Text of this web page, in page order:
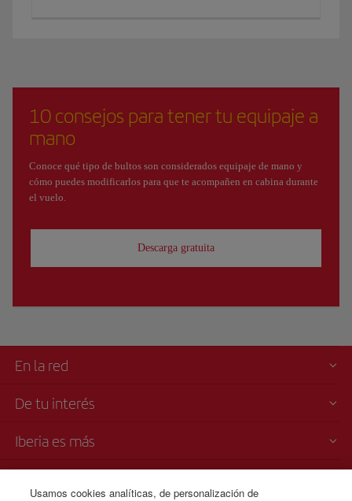
10 consejos para tener tu equipaje a
mano
Conoce qué tipo de bultos son considerados equipaje de mano y
cómo puedes modificarlos para que te acompañen en cabina durante
el vuelo.
Descarga gratuita
En la red
De tu interés
Iberia es más
Usamos cookies analíticas, de personalización de